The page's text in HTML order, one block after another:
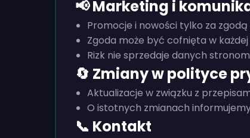
📢 Marketing i
Promocje i nowości tylko za
Zgoda może być cofnięta w
Rizk nie sprzedaje danych
🔄 Zmiany w polityce
Aktualizacje w związku z
O istotnych zmianach
📞 Kontakt